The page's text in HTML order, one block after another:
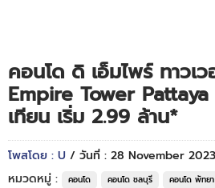
คอนโด ดิ เอ็มไพร์ ทาวเ
Empire Tower
เทียน เริ่ม 2.99 ล้าน*
โพสโดย : U / วันที่ : 28 November 2023
หมวดหมู่ :
คอนโด คอนโด ชลบุรี คอนโด พัทยา